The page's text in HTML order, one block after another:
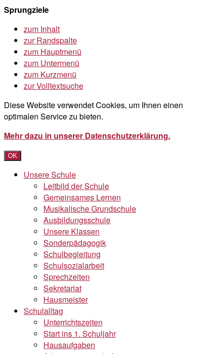
Sprungziele
zum Inhalt
zur Randspalte
zum Hauptmenü
zum Untermenü
zum Kurzmenü
zur Volltextsuche
Diese Website verwendet Cookies, um Ihnen einen
optimalen Service zu bieten.
Mehr dazu in unserer Datenschutzerklärung.
OK
Unsere Schule
Leitbild der Schule
Gemeinsames Lernen
Musikalische Grundschule
Ausbildungsschule
Unsere Klassen
Sonderpädagogik
Schulbegleitung
Schulsozialarbeit
Sprechzeiten
Sekretariat
Hausmeister
Schulalltag
Unterrichtszeiten
Start ins 1. Schuljahr
Hausaufgaben